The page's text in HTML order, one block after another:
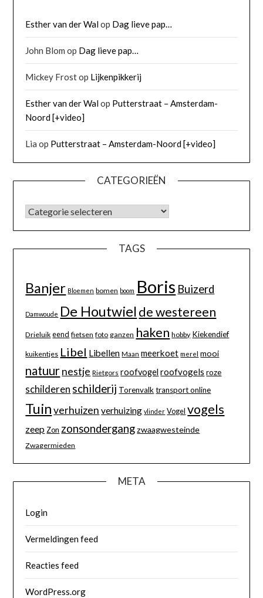
Esther van der Walop Dag lieve pap…
John Blom op Dag lieve pap…
Mickey Frostop Lijkenpikkerij
Esther van der Walop Putterstraat – Amsterdam-
Noord [+video]
Lia op Putterstraat – Amsterdam-Noord [+video]
CATEGORIEËN
TAGS
Banjer Bloemen bomen boom Boris Buizerd
Damwoude De Houtwielde westereen
Drieluik eend fietsen foto ganzen haken hobby Kiekendief
kuikentjes Libel Libellen Maan meerkoet merel mooi
natuurnestje Rietgors roofvogel roofvogels roze
schilderen schilderij Torenvalk transport online
Tuin verhuizen verhuizing vlinder Vogel vogels
zeep Zon zonsondergang zwaagwesteinde
Zwagermieden
META
Login
Vermeldingen feed
Reacties feed
WordPress.org